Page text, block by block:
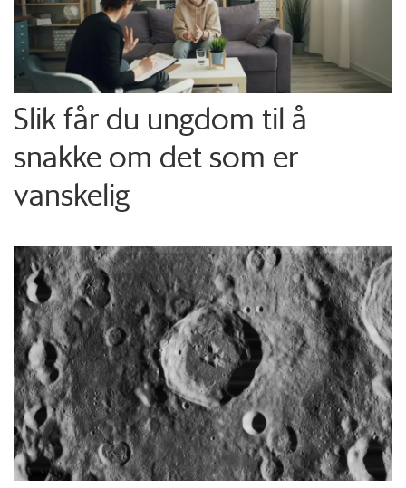
Slik får du ungdom til å
snakke om det som er
vanskelig